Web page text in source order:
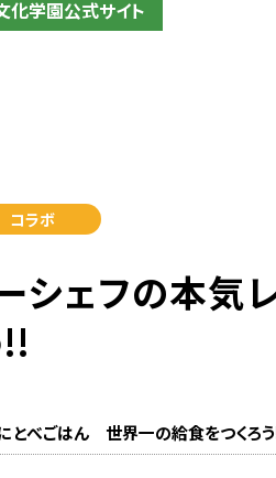
化学園公式サイト
コラボ
ターシェフの
とべごはん 世界一の給食をつくろ